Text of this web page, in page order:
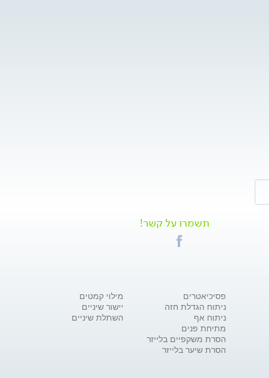
תשמרו על קשר!
פסיכיאטרים
ניתוח הגדלת חזה
ניתוח אף
מתיחת פנים
הסרת משקפיים בלייזר
הסרת שיער בלייזר
מילוי קמטים
יישור שיניים
השתלת שיניים